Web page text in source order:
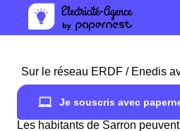
Sur le réseau ERDF / Enedis
Je souscris avec
Les habitants de Sarron